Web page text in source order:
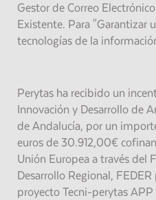
Gestor de Correo
Existente. Para "Garantizar
tecnologías de la
Perytas ha recibido un
Innovación y Desarrollo de
de Andalucía, por un
euros de 30.912,00€
Unión Europea a través del
Desarrollo Regional,
proyecto Tecni-perytas